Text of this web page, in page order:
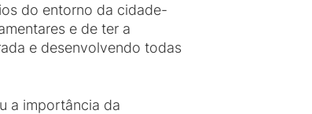
do entorno da cidade-
e de ter a
e desenvolvendo todas
a importância da